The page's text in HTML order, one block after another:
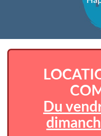
Du